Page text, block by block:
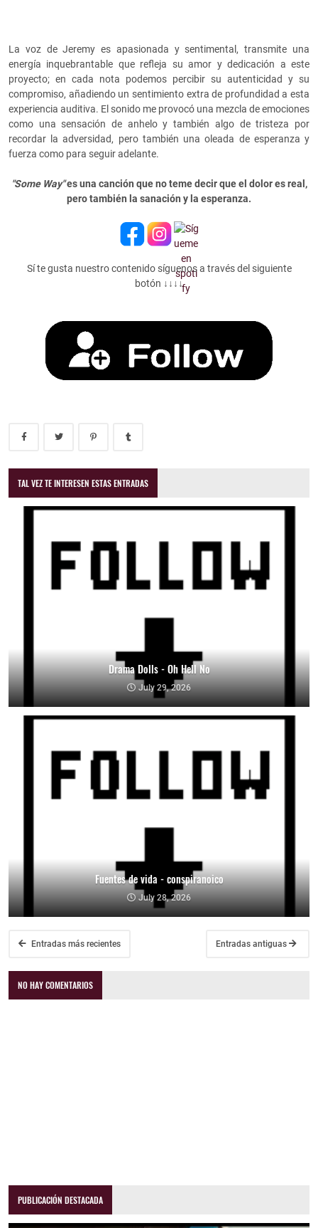
La voz de Jeremy es apasionada y sentimental, transmite una
energía inquebrantable que refleja su amor y dedicación a este
proyecto; en cada nota podemos percibir su autenticidad y su
compromiso, añadiendo un sentimiento extra de profundidad a esta
experiencia auditiva. El sonido me provocó una mezcla de emociones
como una sensación de anhelo y también algo de tristeza por
recordar la adversidad, pero también una oleada de esperanza y
fuerza como para seguir adelante.
"Some Way"es una canción que no teme decir que el dolor es real,
pero también la sanación y la esperanza.
Sí te gusta nuestro contenido síguenos a través del siguiente
botón ↓↓↓↓
TAL VEZ TE INTERESEN ESTAS ENTRADAS
Drama Dolls - Oh Hell No
July 29, 2026
Fuentes de vida - conspiranoico
July 28, 2026
Entradas más recientes Entradas antiguas
NO HAY COMENTARIOS
PUBLICACIÓN DESTACADA